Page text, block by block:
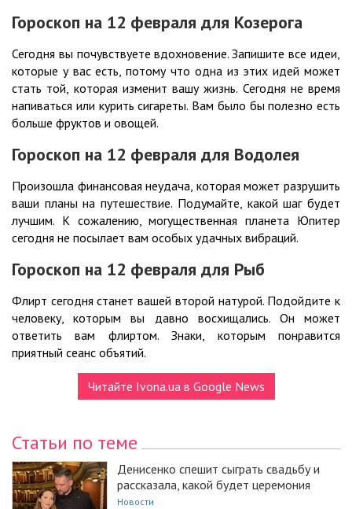
Гороскоп на 12 февраля для Козерога
Сегодня вы почувствуете вдохновение. Запишите все идеи,
которые у вас есть, потому что одна из этих идей может
стать той, которая изменит вашу жизнь. Сегодня не время
напиваться или курить сигареты. Вам было бы полезно есть
больше фруктов и овощей.
Гороскоп на 12 февраля для Водолея
Произошла финансовая неудача, которая может разрушить
ваши планы на путешествие. Подумайте, какой шаг будет
лучшим. К сожалению, могущественная планета Юпитер
сегодня не посылает вам особых удачных вибраций.
Гороскоп на 12 февраля для Рыб
Флирт сегодня станет вашей второй натурой. Подойдите к
человеку, которым вы давно восхищались. Он может
ответить вам флиртом. Знаки, которым понравится
приятный сеанс объятий.
Читайте Ivona.ua в Google News
Статьи по теме
Денисенко спешит сыграть свадьбу и
рассказала, какой будет церемония
Новости